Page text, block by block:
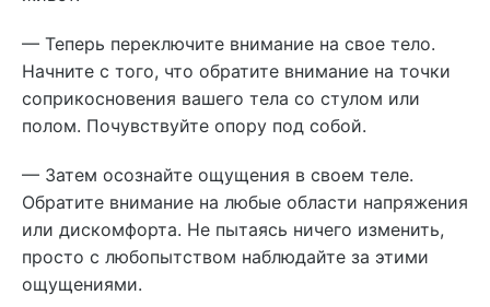
— Теперь переключите внимание на свое тело.
Начните с того, что обратите внимание на точки
соприкосновения вашего тела со стулом или
полом. Почувствуйте опору под собой.
— Затем осознайте ощущения в своем теле.
Обратите внимание на любые области напряжения
или дискомфорта. Не пытаясь ничего изменить,
просто с любопытством наблюдайте за этими
ощущениями.